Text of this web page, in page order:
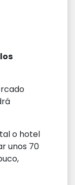
o hotel
unos 70